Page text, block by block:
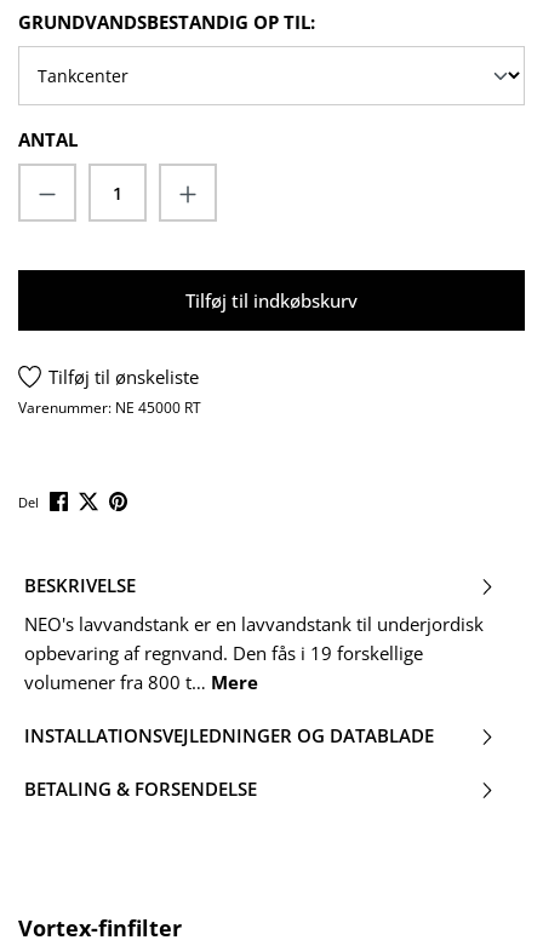
VÆLG
GRUNDVANDSBESTANDIG OP TIL:
ANTAL
Produktmængde: Indtast det ønskede
Tilføj til indkøbskurv
Tilføj til ønskeliste
Varenummer: NE 45000 RT
Del
BESKRIVELSE
NEO's lavvandstank er en lavvandstank til underjordisk
opbevaring af regnvand. Den fås i 19 forskellige
volumener fra 800 t… Mere
INSTALLATIONSVEJLEDNINGER OG DATABLADE
BETALING & FORSENDELSE
Spring produktgalleriet over
Vortex-finfilter